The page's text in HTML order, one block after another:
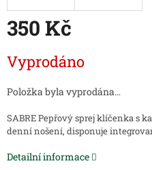
350 Kč
cena:
Vyprodáno
Položka byla vyprodána…
SABRE Pepřový sprej klíčenka s
denní nošení, disponuje
Detailní informace